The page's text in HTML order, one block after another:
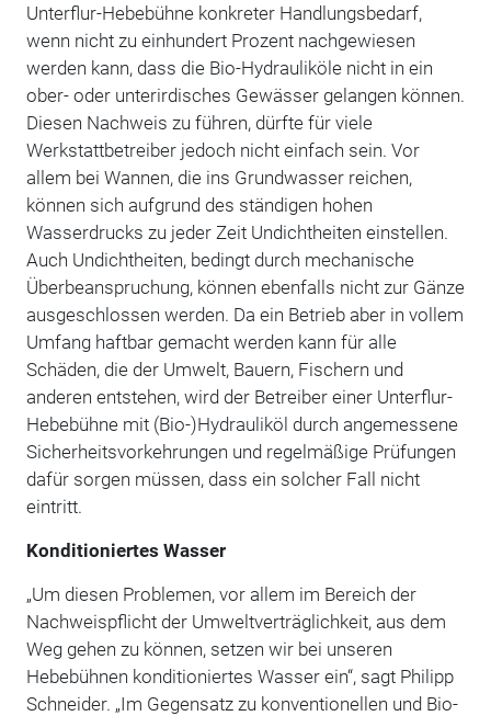
Unterflur-Hebebühne konkreter Handlungsbedarf,
wenn nicht zu einhundert Prozent nachgewiesen
werden kann, dass die Bio-Hydrauliköle nicht in ein
ober- oder unterirdisches Gewässer gelangen können.
Diesen Nachweis zu führen, dürfte für viele
Werkstattbetreiber jedoch nicht einfach sein. Vor
allem bei Wannen, die ins Grundwasser reichen,
können sich aufgrund des ständigen hohen
Wasserdrucks zu jeder Zeit Undichtheiten einstellen.
Auch Undichtheiten, bedingt durch mechanische
Überbeanspruchung, können ebenfalls nicht zur Gänze
ausgeschlossen werden. Da ein Betrieb aber in vollem
Umfang haftbar gemacht werden kann für alle
Schäden, die der Umwelt, Bauern, Fischern und
anderen entstehen, wird der Betreiber einer Unterflur-
Hebebühne mit (Bio-)Hydrauliköl durch angemessene
Sicherheitsvorkehrungen und regelmäßige Prüfungen
dafür sorgen müssen, dass ein solcher Fall nicht
eintritt.
Konditioniertes Wasser
„Um diesen Problemen, vor allem im Bereich der
Nachweispflicht der Umweltverträglichkeit, aus dem
Weg gehen zu können, setzen wir bei unseren
Hebebühnen konditioniertes Wasser ein“, sagt Philipp
Schneider. „Im Gegensatz zu konventionellen und Bio-